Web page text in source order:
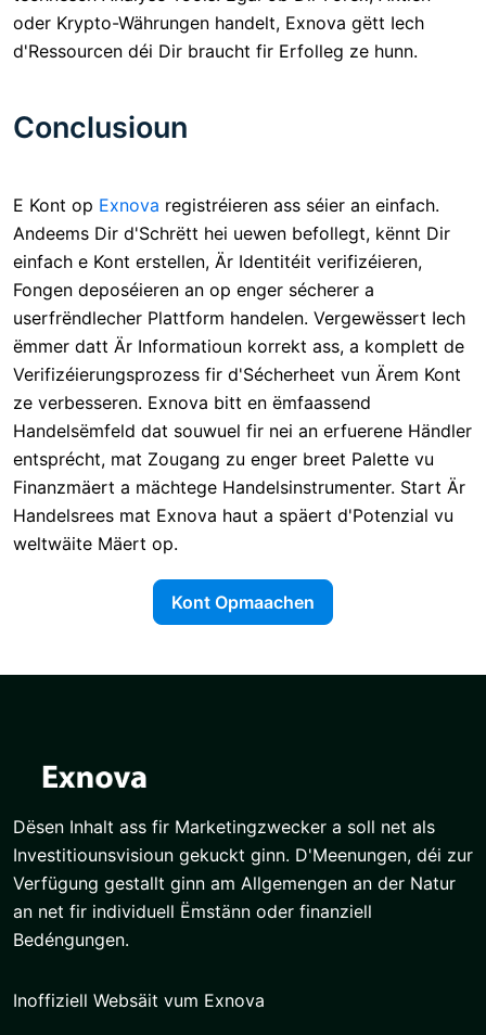
oder Krypto-Währungen handelt, Exnova gëtt Iech
d'Ressourcen déi Dir braucht fir Erfolleg ze hunn.
Conclusioun
E Kont op Exnova registréieren ass séier an einfach.
Andeems Dir d'Schrëtt hei uewen befollegt, kënnt Dir
einfach e Kont erstellen, Är Identitéit verifizéieren,
Fongen deposéieren an op enger sécherer a
userfrëndlecher Plattform handelen. Vergewëssert Iech
ëmmer datt Är Informatioun korrekt ass, a komplett de
Verifizéierungsprozess fir d'Sécherheet vun Ärem Kont
ze verbesseren. Exnova bitt en ëmfaassend
Handelsëmfeld dat souwuel fir nei an erfuerene Händler
entsprécht, mat Zougang zu enger breet Palette vu
Finanzmäert a mächtege Handelsinstrumenter. Start Är
Handelsrees mat Exnova haut a späert d'Potenzial vu
weltwäite Mäert op.
Kont Opmaachen
Dësen Inhalt ass fir Marketingzwecker a soll net als
Investitiounsvisioun gekuckt ginn. D'Meenungen, déi zur
Verfügung gestallt ginn am Allgemengen an der Natur
an net fir individuell Ëmstänn oder finanziell
Bedéngungen.
Inoffiziell Websäit vum Exnova